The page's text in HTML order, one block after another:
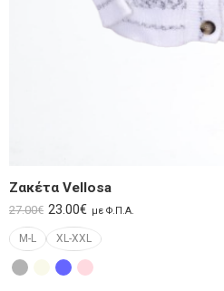
Ζακέτα Vellosa
27.00€ 23.00€ με Φ.Π.Α.
M-L XL-XXL